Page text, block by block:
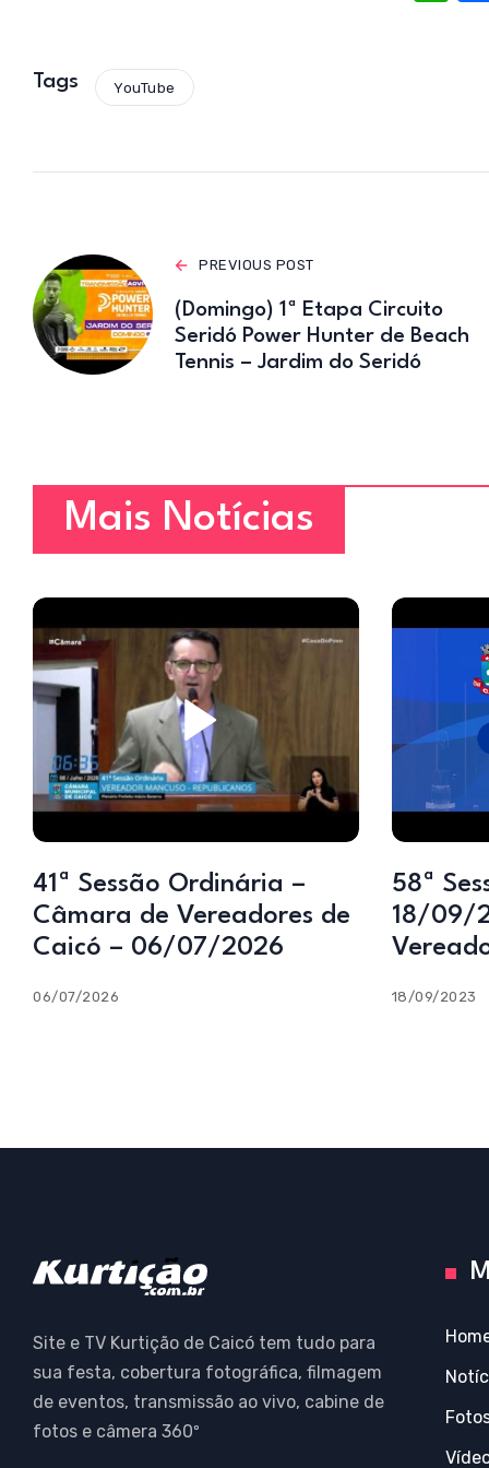
Tags YouTube
PREVIOUS POST
(Domingo) 1ª Etapa Circuito
Seridó Power Hunter de Beach
Tennis – Jardim do Seridó
Mais Notícias
41ª Sessão Ordinária –
Câmara de Vereadores de
Caicó – 06/07/2026
06/07/2026
58ª
18/09/
18/09/2023
Site e TV Kurtição de Caicó tem tudo para
sua festa, cobertura fotográfica, filmagem
de eventos, transmissão ao vivo, cabine de
fotos e câmera 360º